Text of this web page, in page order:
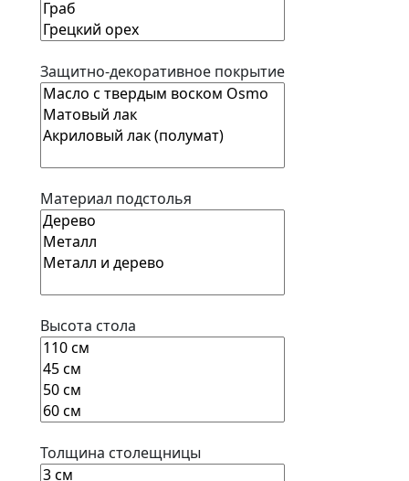
Защитно-декоративное покрытие
Материал подстолья
Высота стола
Толщина столещницы